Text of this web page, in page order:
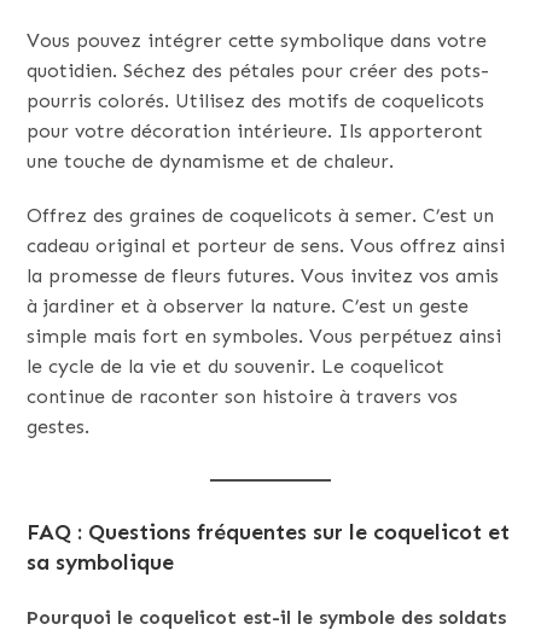
Vous pouvez intégrer cette symbolique dans votre
quotidien. Séchez des pétales pour créer des pots-
pourris colorés. Utilisez des motifs de coquelicots
pour votre décoration intérieure. Ils apporteront
une touche de dynamisme et de chaleur.
Offrez des graines de coquelicots à semer. C’est un
cadeau original et porteur de sens. Vous offrez ainsi
la promesse de fleurs futures. Vous invitez vos amis
à jardiner et à observer la nature. C’est un geste
simple mais fort en symboles. Vous perpétuez ainsi
le cycle de la vie et du souvenir. Le coquelicot
continue de raconter son histoire à travers vos
gestes.
FAQ : Questions fréquentes sur le coquelicot et
sa symbolique
Pourquoi le coquelicot est-il le symbole des soldats